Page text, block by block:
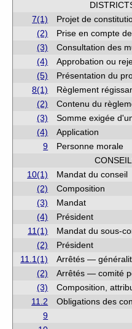
7(1)
Projet de
(2)
Prise en compte
(3)
Consultation des
(4)
Approbation ou
(5)
Présentation du
8(1)
Règlement
(2)
Contenu du
(3)
Somme exigée
(4)
Application
9
Personne morale
10(1)
Mandat du conseil
(2)
Composition
(3)
Mandat
(4)
Président
11(1)
Mandat du sous-
(2)
Président
11.1(1)
Arrêtés —
(2)
Arrêtés — comité
(3)
Composition,
11.2
Obligations des
9